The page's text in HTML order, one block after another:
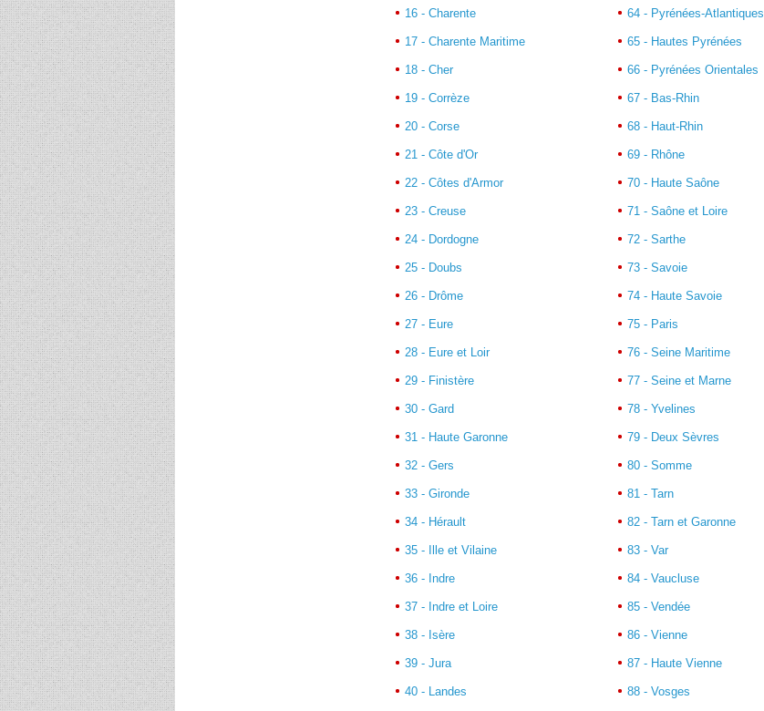
16 - Charente
17 - Charente Maritime
18 - Cher
19 - Corrèze
20 - Corse
21 - Côte d'Or
22 - Côtes d'Armor
23 - Creuse
24 - Dordogne
25 - Doubs
26 - Drôme
27 - Eure
28 - Eure et Loir
29 - Finistère
30 - Gard
31 - Haute Garonne
32 - Gers
33 - Gironde
34 - Hérault
35 - Ille et Vilaine
36 - Indre
37 - Indre et Loire
38 - Isère
39 - Jura
40 - Landes
64 - Pyrénées-Atlantiques
65 - Hautes Pyrénées
66 - Pyrénées Orientales
67 - Bas-Rhin
68 - Haut-Rhin
69 - Rhône
70 - Haute Saône
71 - Saône et Loire
72 - Sarthe
73 - Savoie
74 - Haute Savoie
75 - Paris
76 - Seine Maritime
77 - Seine et Marne
78 - Yvelines
79 - Deux Sèvres
80 - Somme
81 - Tarn
82 - Tarn et Garonne
83 - Var
84 - Vaucluse
85 - Vendée
86 - Vienne
87 - Haute Vienne
88 - Vosges